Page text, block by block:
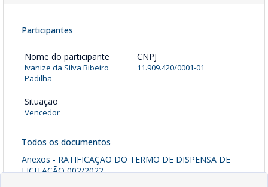
Participantes
Nome do participante
Ivanize da Silva Ribeiro
Padilha
CNPJ
11.909.420/0001-01
Situação
Vencedor
Todos os documentos
Anexos - RATIFICAÇÃO DO TERMO DE DISPENSA DE
LICITAÇÃO 002/2022